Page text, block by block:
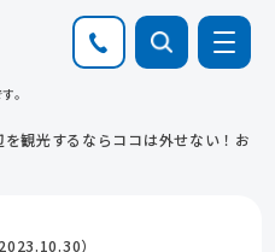
。
を観光するならココは外せない！お
2023.10.30）